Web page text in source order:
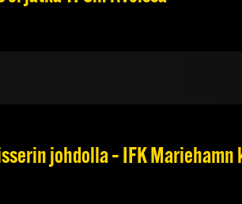
johdolla – IFK Mariehamn